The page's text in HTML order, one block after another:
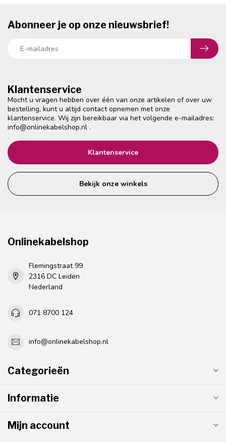
Klantenservice
Mocht u vragen hebben over één van onze artikelen of over uw
bestelling, kunt u altijd contact opnemen met onze
klantenservice. Wij zijn bereikbaar via het volgende e-mailadres:
info@onlinekabelshop.nl .
Klantenservice
Bekijk onze winkels
Abonneer je op onze nieuwsbrief!
Onlinekabelshop
Flemingstraat 99
2316 DC Leiden
Nederland
071 8700 124
info@onlinekabelshop.nl
Categorieën
Informatie
Mijn account